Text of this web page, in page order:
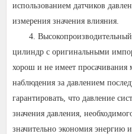
использованием датчиков
измерения значения влияния.
4.
цилиндр с оригинальными
хорош и не имеет просачивания
наблюдения за давлением
гарантировать, что давление
значения давления,
значительно экономия энергию и